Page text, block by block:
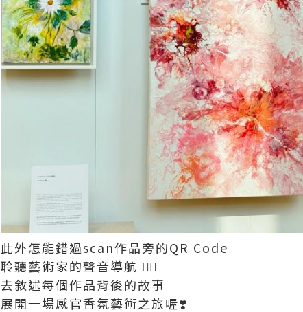
此外怎能錯過scan作品旁的QR Code
聆聽藝術家的聲音導航 👂🏻
去敘述每個作品背後的故事
展開一場感官香氛藝術之旅喔❣️